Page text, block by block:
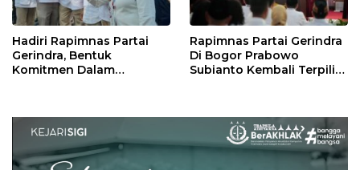
Hadiri Rapimnas Partai
Gerindra, Bentuk
Komitmen Dalam
Rapimnas Partai Gerindra
Di Bogor Prabowo
Subianto Kembali Terpilih